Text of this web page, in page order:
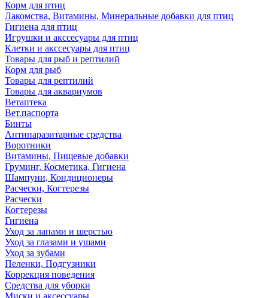
Корм для птиц
Лакомства, Витамины, Минеральные добавки для птиц
Гигиена для птиц
Игрушки и акссесуары для птиц
Клетки и акссесуары для птиц
Товары для рыб и рептилий
Корм для рыб
Товары для рептилий
Товары для аквариумов
Ветаптека
Вет.паспорта
Бинты
Антипаразитарные средства
Воротники
Витамины, Пищевые добавки
Груминг, Косметика, Гигиена
Шампуни, Кондиционеры
Расчески, Когтерезы
Расчески
Когтерезы
Гигиена
Уход за лапами и шерстью
Уход за глазами и ушами
Уход за зубами
Пеленки, Подгузники
Коррекция поведения
Средства для уборки
Миски и аксессуары